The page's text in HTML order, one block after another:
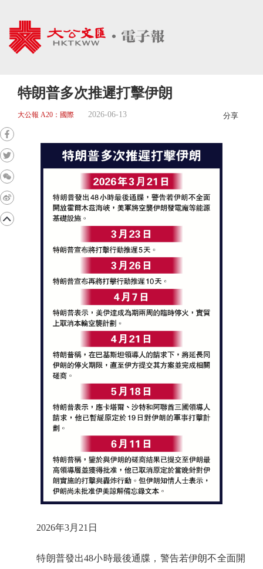
特朗普多次推遲打擊伊朗
大公報 A20：國際 2026-06-13 分享
2026年3月21日
特朗普發出48小時最後通牒，警告若伊朗不全面開